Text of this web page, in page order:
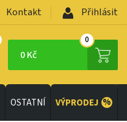
Kontakt Přihlásit
0 Kč
0
OSTATNÍ VÝPRODEJ %